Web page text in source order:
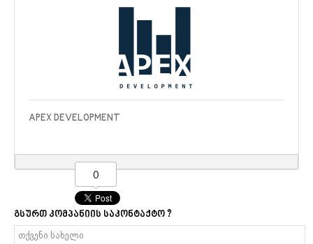
APEX DEVELOPMENT
0
გსურთ კომპანიის საკონტაქტო ?